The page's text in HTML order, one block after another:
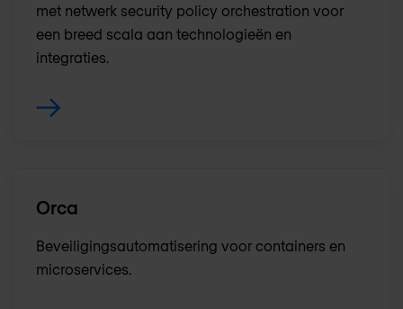
met netwerk security policy orchestration voor
een breed scala aan technologieën en
integraties.
Orca
Beveiligingsautomatisering voor containers en
microservices.